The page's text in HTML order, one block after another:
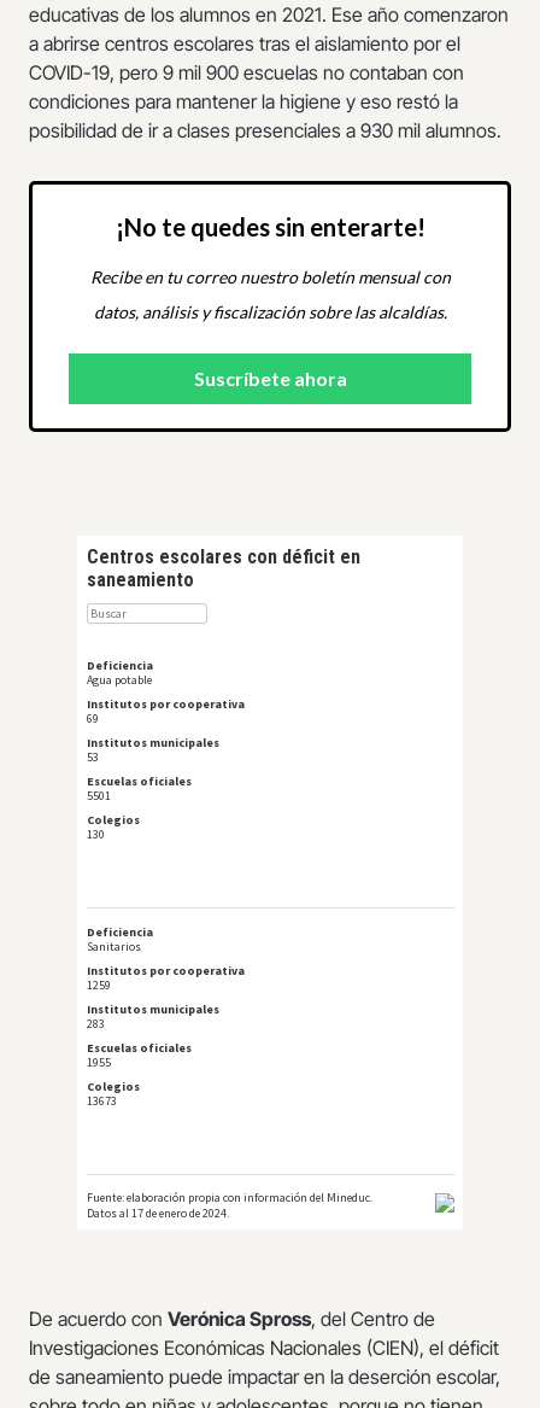
educativas de los alumnos en 2021. Ese año comenzaron
a abrirse centros escolares tras el aislamiento por el
COVID-19, pero 9 mil 900 escuelas no contaban con
condiciones para mantener la higiene y eso restó la
posibilidad de ir a clases presenciales a 930 mil alumnos.
¡No te quedes sin enterarte!
Recibe en tu correo nuestro boletín mensual con
datos, análisis y fiscalización sobre las alcaldías.
De acuerdo con Verónica Spross, del Centro de
Investigaciones Económicas Nacionales (CIEN), el déficit
de saneamiento puede impactar en la deserción escolar,